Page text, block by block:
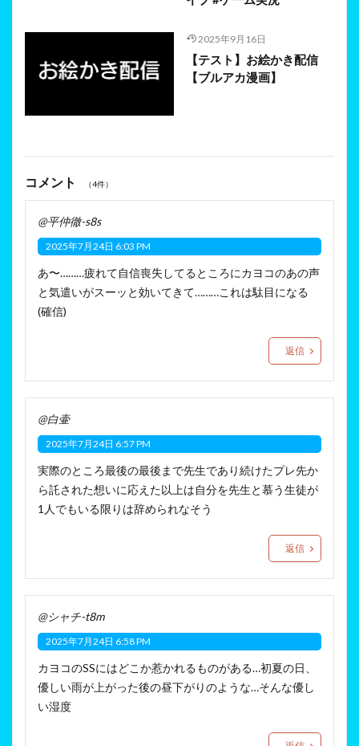
2025年9月16日
【テスト】お絵かき配信
【ブルアカ漫画】
コメント （4件）
@平仲徹-s8s
2025年7月24日 6:03 PM
あ〜………疲れて自信喪失してるところにカヨコのあの声
と気遣いがスーッと効いてきて………これは駄目になる
(確信)
返信
@白壷
2025年7月24日 6:57 PM
実際のところ最後の最後まで先生であり続けたプレ先か
ら託された想いに応えた以上は自分を先生と慕う生徒が
1人でもいる限りは辞められなそう
返信
@シャチ-t8m
2025年7月24日 6:58 PM
カヨコのSSにはどこか惹かれるものがある…初夏の日、
優しい雨が上がった後の昼下がりのような…そんな優し
い湿度